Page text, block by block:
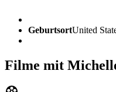
GeburtsortUnited
Filme mit